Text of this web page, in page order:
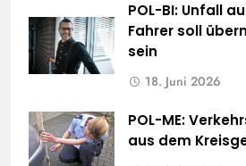
POL-BI: Unfall
Fahrer soll
sein
18. Juni 2026
POL-ME:
aus dem